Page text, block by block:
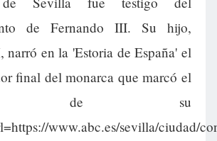
de Fernando III. Su hijo,
narró en la 'Estoria de España' el
final del monarca que marcó el
de su
www.abc.es/sevilla/ciudad/